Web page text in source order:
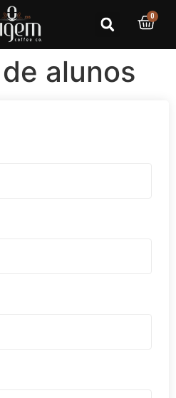
0
alunos